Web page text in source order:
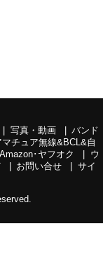
写真・動画
バンド
マチュア無線&BCL&自
･ヤフオク
ウ
お問い合せ
サイ